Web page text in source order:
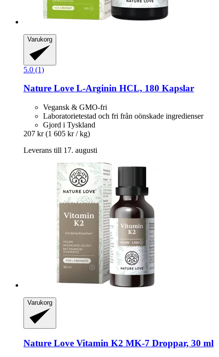
Varukorg
5.0 (1)
Nature Love L-​Arginin HCL, 180 Kapslar
Vegansk & GMO-fri
Laboratorietestad och fri från oönskade ingredienser
Gjord i Tyskland
207 kr (1 605 kr / kg)
Leverans till 17. augusti
Varukorg
Nature Love Vitamin K2 MK-​7 Droppar, 30 ml